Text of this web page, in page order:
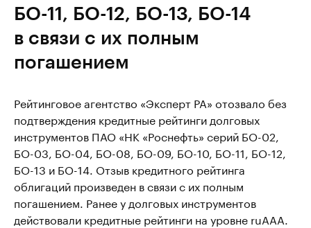
БО-11, БО-12, БО-13, БО-14
в связи с их полным
погашением
Рейтинговое агентство «Эксперт РА» отозвало без
подтверждения кредитные рейтинги долговых
инструментов ПАО «НК «Роснефть» серий БО-02,
БО-03, БО-04, БО-08, БО-09, БО-10, БО-11, БО-12,
БО-13 и БО-14. Отзыв кредитного рейтинга
облигаций произведен в связи с их полным
погашением. Ранее у долговых инструментов
действовали кредитные рейтинги на уровне ruААА.